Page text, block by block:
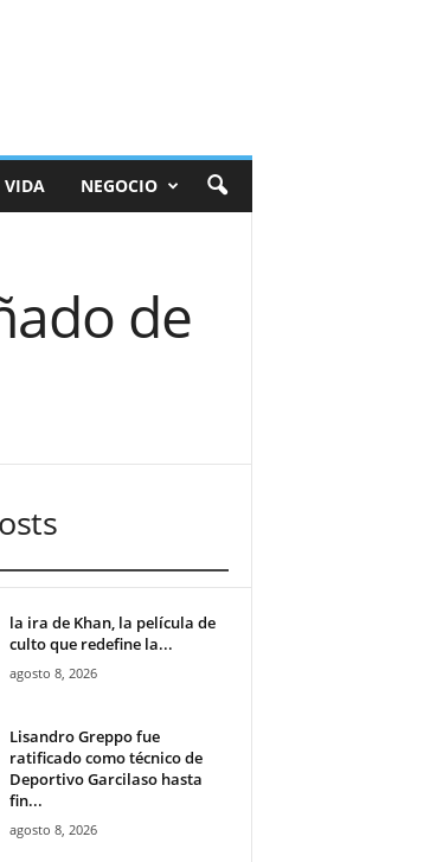
VIDA NEGOCIO
de
la ira de Khan, la película de
culto que redefine la...
agosto 8, 2026
Lisandro Greppo fue
ratificado como técnico de
Deportivo Garcilaso hasta
fin...
agosto 8, 2026